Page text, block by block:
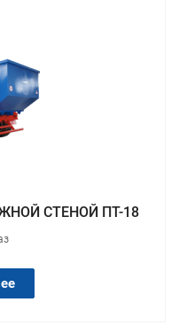
СТЕНОЙ ПТ-18